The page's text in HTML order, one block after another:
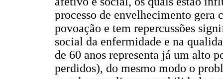
processo de envelhecimento
povoação e tem repercussões
social da enfermidade e na
de 60 anos representa já um alto
perdidos), do mesmo modo o